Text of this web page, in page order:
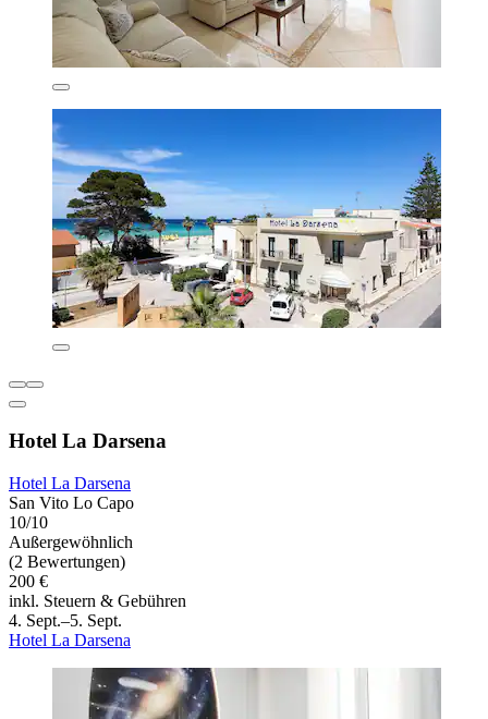
Hotel La Darsena
Hotel La Darsena
San Vito Lo Capo
10/10
Außergewöhnlich
(2 Bewertungen)
200 €
inkl. Steuern & Gebühren
4. Sept.–5. Sept.
Hotel La Darsena